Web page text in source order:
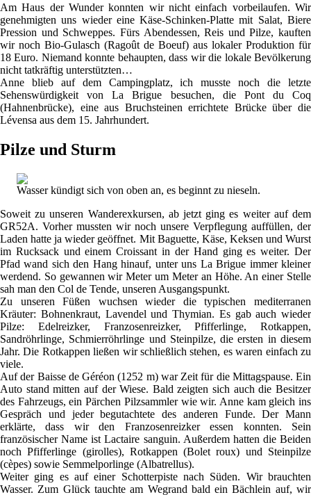
Am Haus der Wunder konnten wir nicht einfach vorbeilaufen. Wir
genehmigten uns wieder eine Käse-Schinken-Platte mit Salat, Biere
Pression und Schweppes. Fürs Abendessen, Reis und Pilze, kauften
wir noch Bio-Gulasch (Ragoût de Boeuf) aus lokaler Produktion für
18 Euro. Niemand konnte behaupten, dass wir die lokale Bevölkerung
nicht tatkräftig unterstützten…
Anne blieb auf dem Campingplatz, ich musste noch die letzte
Sehenswürdigkeit von La Brigue besuchen, die Pont du Coq
(Hahnenbrücke), eine aus Bruchsteinen errichtete Brücke über die
Lévensa aus dem 15. Jahrhundert.
Pilze und Sturm
Wasser kündigt sich von oben an, es beginnt zu nieseln.
Soweit zu unseren Wanderexkursen, ab jetzt ging es weiter auf dem
GR52A. Vorher mussten wir noch unsere Verpflegung auffüllen, der
Laden hatte ja wieder geöffnet. Mit Baguette, Käse, Keksen und Wurst
im Rucksack und einem Croissant in der Hand ging es weiter. Der
Pfad wand sich den Hang hinauf, unter uns La Brigue immer kleiner
werdend. So gewannen wir Meter um Meter an Höhe. An einer Stelle
sah man den Col de Tende, unseren Ausgangspunkt.
Zu unseren Füßen wuchsen wieder die typischen mediterranen
Kräuter: Bohnenkraut, Lavendel und Thymian. Es gab auch wieder
Pilze: Edelreizker, Franzosenreizker, Pfifferlinge, Rotkappen,
Sandröhrlinge, Schmierröhrlinge und Steinpilze, die ersten in diesem
Jahr. Die Rotkappen ließen wir schließlich stehen, es waren einfach zu
viele.
Auf der Baisse de Géréon (1252 m) war Zeit für die Mittagspause. Ein
Auto stand mitten auf der Wiese. Bald zeigten sich auch die Besitzer
des Fahrzeugs, ein Pärchen Pilzsammler wie wir. Anne kam gleich ins
Gespräch und jeder begutachtete des anderen Funde. Der Mann
erklärte, dass wir den Franzosenreizker essen konnten. Sein
französischer Name ist Lactaire sanguin. Außerdem hatten die Beiden
noch Pfifferlinge (girolles), Rotkappen (Bolet roux) und Steinpilze
(cèpes) sowie Semmelporlinge (Albatrellus).
Weiter ging es auf einer Schotterpiste nach Süden. Wir brauchten
Wasser. Zum Glück tauchte am Wegrand bald ein Bächlein auf, wir